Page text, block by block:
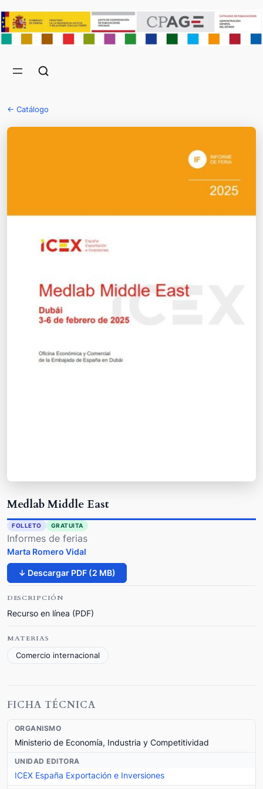
← Catálogo
Medlab Middle East
FOLLETO GRATUITA
Informes de ferias
Marta Romero Vidal
↓ Descargar PDF (2 MB)
DESCRIPCIÓN
Recurso en línea (PDF)
MATERIAS
Comercio internacional
FICHA TÉCNICA
ORGANISMO
Ministerio de Economía, Industria y Competitividad
UNIDAD EDITORA
ICEX España Exportación e Inversiones